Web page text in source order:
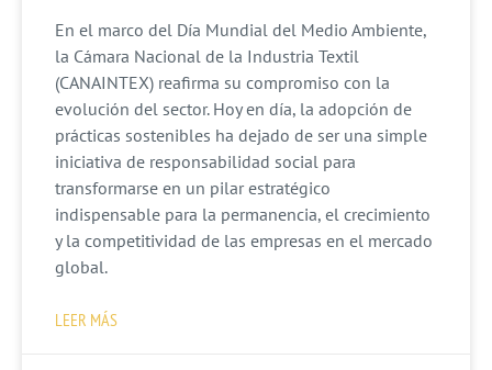
En el marco del Día Mundial del Medio Ambiente,
la Cámara Nacional de la Industria Textil
(CANAINTEX) reafirma su compromiso con la
evolución del sector. Hoy en día, la adopción de
prácticas sostenibles ha dejado de ser una simple
iniciativa de responsabilidad social para
transformarse en un pilar estratégico
indispensable para la permanencia, el crecimiento
y la competitividad de las empresas en el mercado
global.
LEER MÁS